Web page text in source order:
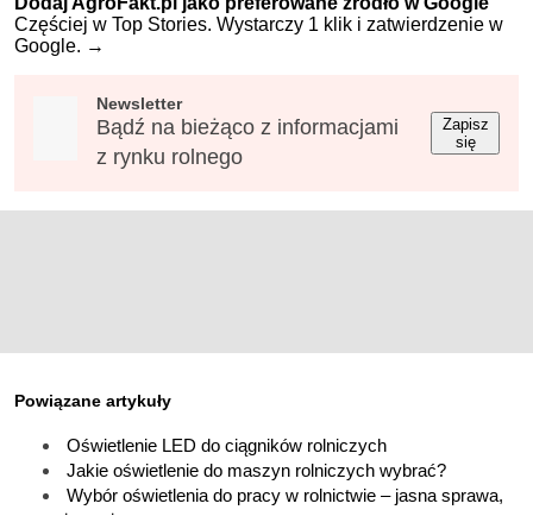
Częściej w Top Stories. Wystarczy 1 klik i zatwierdzenie w
Google. →
Newsletter
Bądź na bieżąco z informacjami
z rynku rolnego
Zapisz
się
Powiązane artykuły
Oświetlenie LED do ciągników rolniczych
Jakie oświetlenie do maszyn rolniczych wybrać?
Wybór oświetlenia do pracy w rolnictwie – jasna sprawa,